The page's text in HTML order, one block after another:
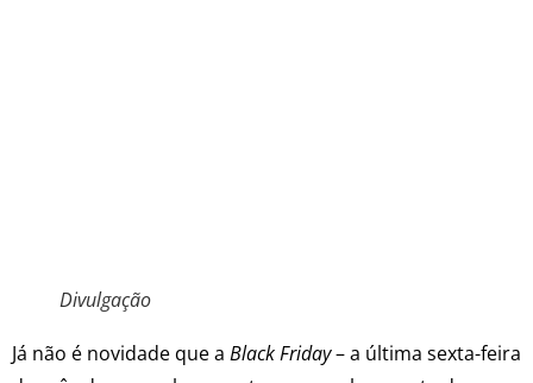
Divulgação
Já não é novidade que a Black Friday– a última sexta-feira